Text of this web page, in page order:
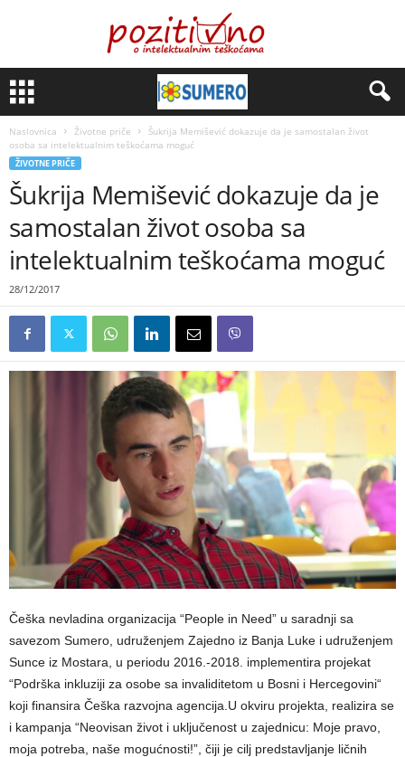
Naslovnica Životne priče
Šukrija Memišević dokazuje da je samostalan život
osoba sa intelektualnim teškoćama moguć
ŽIVOTNE PRIČE
Šukrija Memišević dokazuje da je
samostalan život osoba sa
intelektualnim teškoćama moguć
28/12/2017
Češka nevladina organizacija “People in Need” u saradnji sa
savezom Sumero, udruženjem Zajedno iz Banja Luke i udruženjem
Sunce iz Mostara, u periodu 2016.-2018. implementira projekat
“Podrška inkluziji za osobe sa invaliditetom u Bosni i Hercegovini“
koji finansira Češka razvojna agencija.U okviru projekta, realizira se
i kampanja “Neovisan život i uključenost u zajednicu: Moje pravo,
moja potreba, naše mogućnosti!”, čiji je cilj predstavljanje ličnih